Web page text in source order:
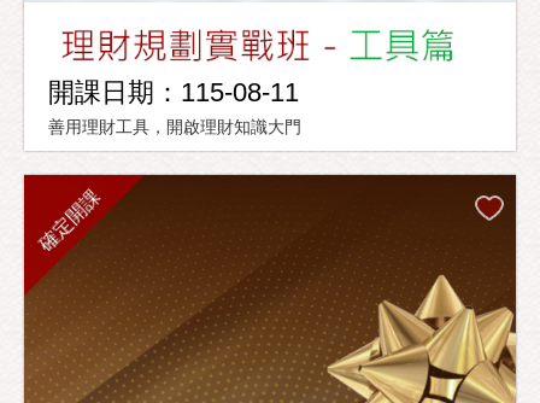
開課日期：115-08-11
善用理財工具，開啟理財知識大門
確定開課